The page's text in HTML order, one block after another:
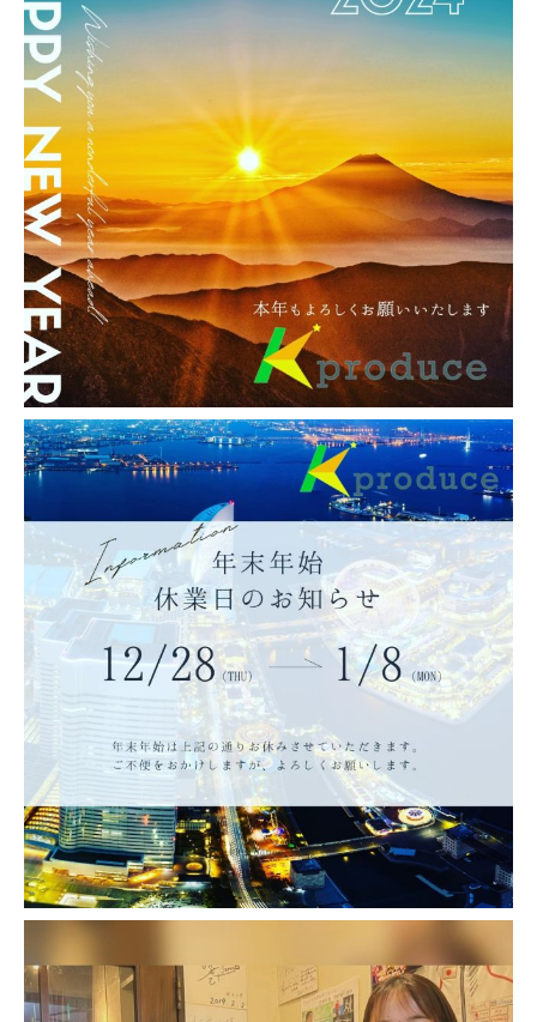
Facebook
Hatena
Pocket Copy
K produce Instagram
k_produce_official